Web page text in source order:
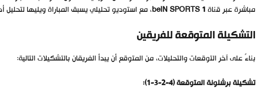
مباشرة عبر قناةbeIN SPORTS 1، مع استوديو تحليلي يسبق المباراة ويليها لتحليل
التشكيلة المتوقعة للفريقين
بناءً على آخر التوقعات والتحليلات، من المتوقع أن يبدأ الفريقان بالتشكيلات التالية:
تشكيلة برشلونة المتوقعة (4-2-3-1):